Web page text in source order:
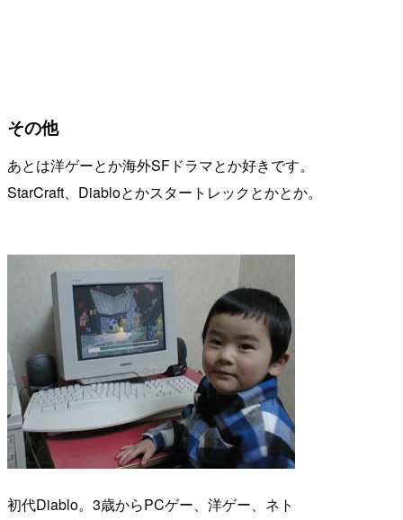
その他
あとは洋ゲーとか海外SFドラマとか好きです。
StarCraft、Diabloとかスタートレックとかとか。
初代Diablo。3歳からPCゲー、洋ゲー、ネト